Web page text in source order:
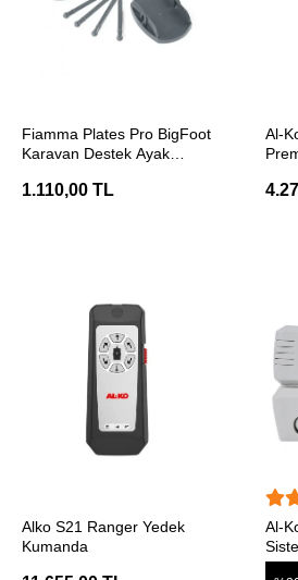
Fiamma Plates Pro BigFoot
Karavan Destek Ayak
1.110,00 TL
Al-
Alko S21 Ranger Yedek
Kumanda
Al-